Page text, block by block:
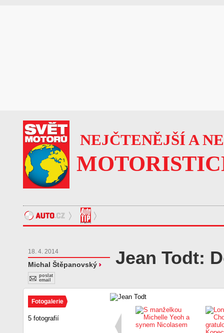
NEJČTENĚJŠÍ A
18. 4. 2014
Michal Štěpanovský
poslat
email
Jean Todt:
Fotogalerie
5 fotografií